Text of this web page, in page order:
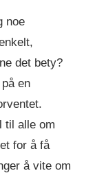
noe
det bety?
en
til alle om
for å få
å vite om